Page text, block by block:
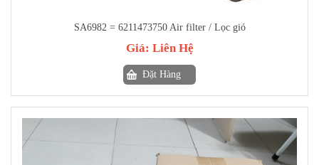
SA6982 = 6211473750 Air filter / Lọc gió
Giá: Liên Hệ
Đặt Hàng